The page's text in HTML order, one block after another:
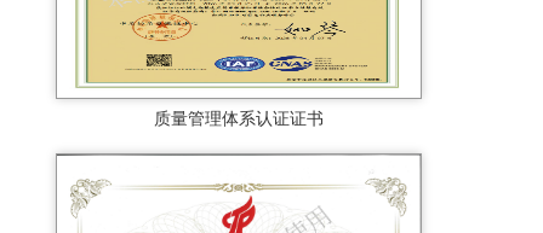
质量管理体系认证证书